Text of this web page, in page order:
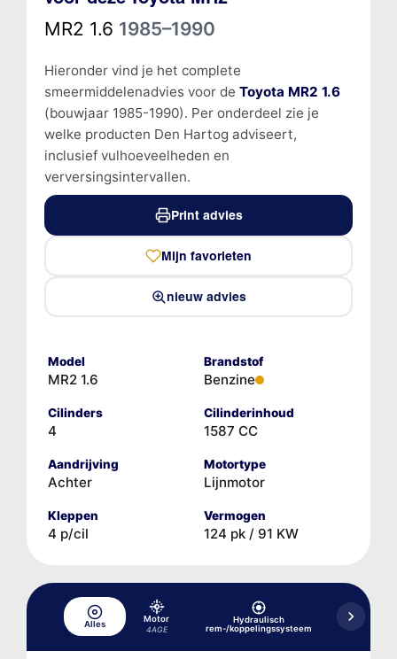
MR2 1.6 1985–1990
Hieronder vind je het complete
smeermiddelenadvies voor de Toyota MR2 1.6
(bouwjaar 1985-1990). Per onderdeel zie je
welke producten Den Hartog adviseert,
inclusief vulhoeveelheden en
verversingsintervallen.
Print advies
Mijn favorieten
nieuw advies
Model
MR2 1.6
Brandstof
Benzine
Cilinders
4
Cilinderinhoud
1587 CC
Aandrijving
Achter
Motortype
Lijnmotor
Kleppen
4 p/cil
Vermogen
124 pk / 91 KW
Alles
Motor
4AGE
Hydraulisch
rem-/koppelingssysteem
Koelsysteem